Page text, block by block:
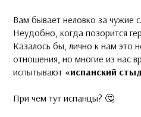
Вам бывает неловко за чужие
Неудобно, когда позорится
Казалось бы, лично к нам это
отношения, но многие из нас
испытывают «испанский
При чем тут испанцы? 🤔